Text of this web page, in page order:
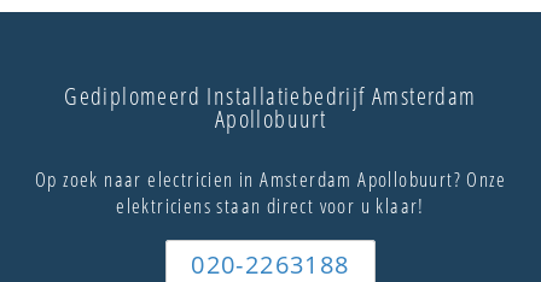
Gediplomeerd Installatiebedrijf Amsterdam
Apollobuurt
Op zoek naar electricien in Amsterdam Apollobuurt? Onze
elektriciens staan direct voor u klaar!
020-2263188